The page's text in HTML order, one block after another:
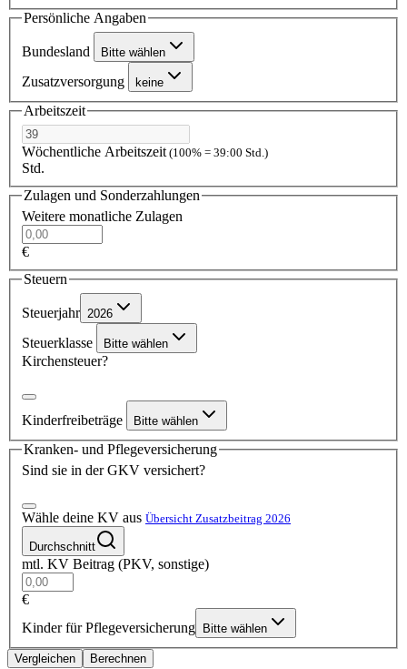
Persönliche Angaben
Bundesland Bitte wählen
Zusatzversorgung keine
Arbeitszeit
Wöchentliche Arbeitszeit (100% = 39:00 Std.)
Std.
Zulagen und Sonderzahlungen
Weitere monatliche Zulagen
€
Steuern
Steuerjahr 2026
Steuerklasse Bitte wählen
Kirchensteuer?
Kinderfreibeträge Bitte wählen
Kranken- und Pflegeversicherung
Sind sie in der GKV versichert?
Wähle deine KV aus Übersicht Zusatzbeitrag 2026
Durchschnitt
mtl. KV Beitrag (PKV, sonstige)
€
Kinder für Pflegeversicherung
Bitte wählen
Vergleichen
Berechnen